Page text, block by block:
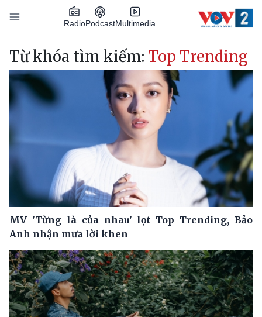
Nhảy đến nội dung
RadioPodcastMultimedia
Main navigation
Từ khóa tìm kiếm: Top Trending
MV 'Từng là của nhau' lọt Top Trending, Bảo
Anh nhận mưa lời khen